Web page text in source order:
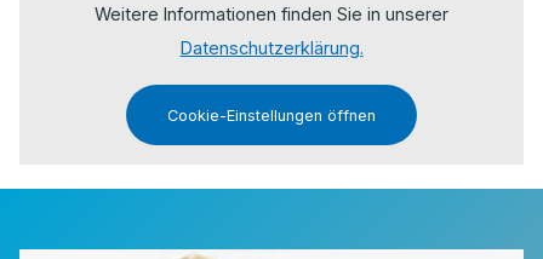
Weitere Informationen finden Sie in unserer
Datenschutzerklärung.
Cookie-Einstellungen öffnen